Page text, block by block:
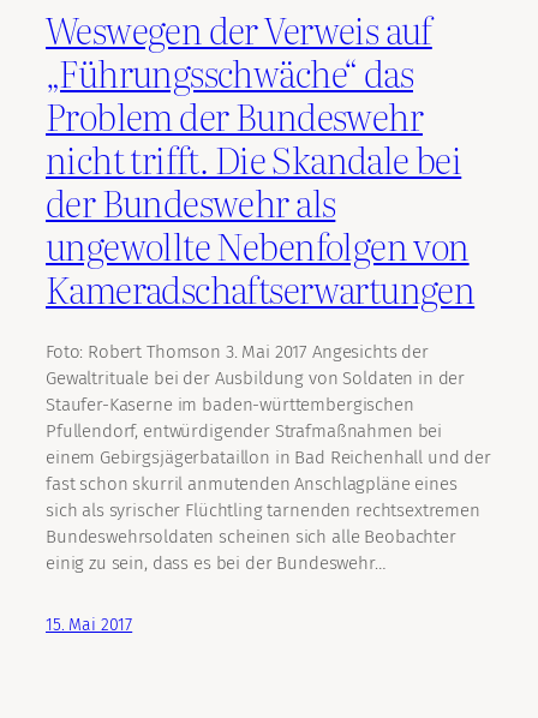
Weswegen der Verweis auf
„Führungsschwäche“ das
Problem der Bundeswehr
nicht trifft. Die Skandale bei
der Bundeswehr als
ungewollte Nebenfolgen von
Kameradschaftserwartungen
Foto: Robert Thomson 3. Mai 2017 Angesichts der
Gewaltrituale bei der Ausbildung von Soldaten in der
Staufer-Kaserne im baden-württembergischen
Pfullendorf, entwürdigender Strafmaßnahmen bei
einem Gebirgsjägerbataillon in Bad Reichenhall und der
fast schon skurril anmutenden Anschlagpläne eines
sich als syrischer Flüchtling tarnenden rechtsextremen
Bundeswehrsoldaten scheinen sich alle Beobachter
einig zu sein, dass es bei der Bundeswehr…
15. Mai 2017